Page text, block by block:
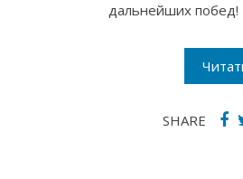
дальнейших побед!
SHARE